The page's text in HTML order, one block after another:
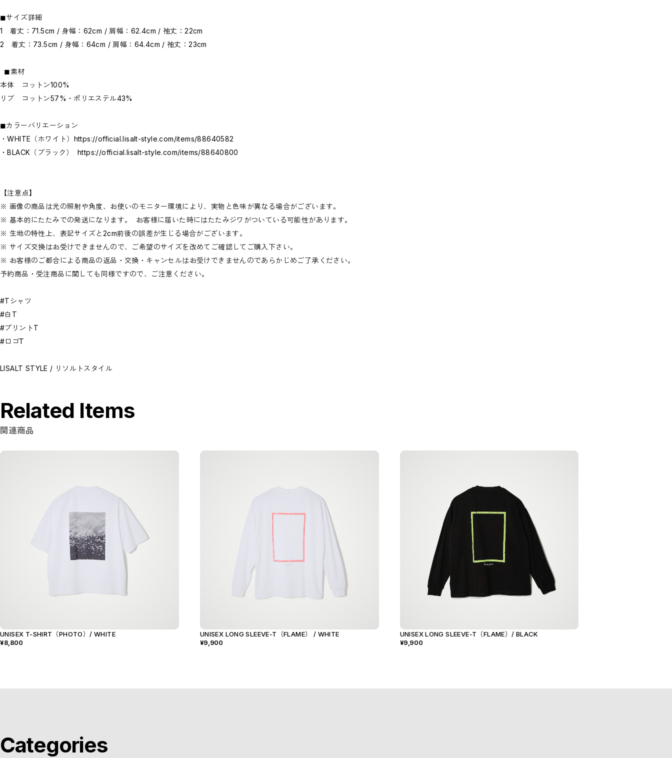
◼︎サイズ詳細
1 着丈：71.5cm / 身幅：62cm / 肩幅：62.4cm / 袖丈：22cm
2 着丈：73.5cm / 身幅：64cm / 肩幅：64.4cm / 袖丈：23cm
◼︎素材
本体 コットン100%
リブ コットン57%・ポリエステル43%
◼︎カラーバリエーション
・WHITE（ホワイト） https://official.lisalt-style.com/items/88640582
・BLACK（ブラック）https://official.lisalt-style.com/items/88640800
【注意点】
※ 画像の商品は光の照射や角度、お使いのモニター環境により、実物と色味が異なる場合がございます。
※ 基本的にたたみでの発送になります。 お客様に届いた時にはたたみジワがついている可能性があります。
※ 生地の特性上、表記サイズと2cm前後の誤差が生じる場合がございます。
※ サイズ交換はお受けできませんので、ご希望のサイズを改めてご確認してご購入下さい。
※ お客様のご都合による商品の返品・交換・キャンセルはお受けできませんのであらかじめご了承ください。
予約商品・受注商品に関しても同様ですので、ご注意ください。
#Tシャツ
#白T
#プリントT
#ロゴT
LISALT STYLE / リソルトスタイル
Related Items
関連商品
UNISEX T-SHIRT（PHOTO）/ WHITE
¥8,800
UNISEX LONG SLEEVE-T（FLAME） / WHITE
¥9,900
UNISEX LONG SLEEVE-T（FLAME）/ BLACK
¥9,900
Categories